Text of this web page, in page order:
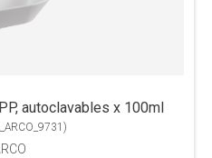
autoclavables x 100ml
)